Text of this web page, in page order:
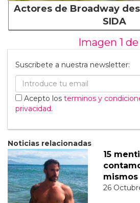
Actores de Broadway
SIDA
Imagen 1 de
Suscribete a nuestra newsletter:
Acepto los terminos y
privacidad.
Noticias relacionadas
15
mismos
26